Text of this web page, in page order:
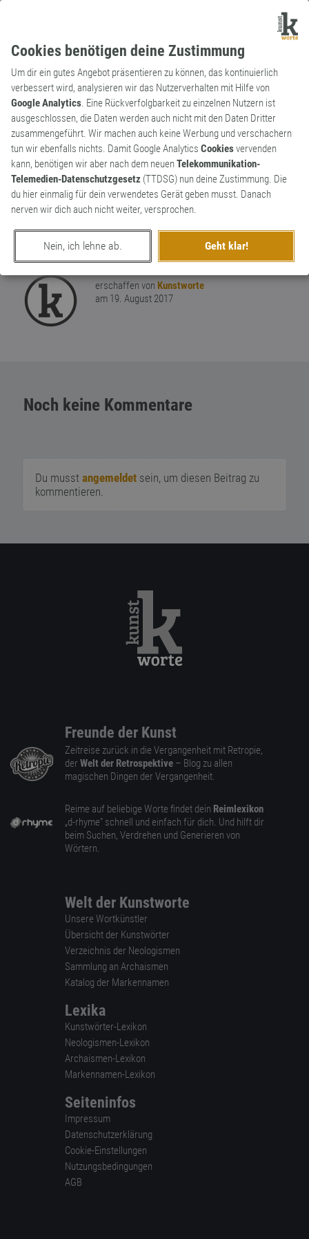
Cookies benötigen deine Zustimmung
Um dir ein gutes Angebot präsentieren zu können, das kontinuierlich
verbessert wird, analysieren wir das Nutzerverhalten mit Hilfe von
Google Analytics. Eine Rückverfolgbarkeit zu einzelnen Nutzern ist
ausgeschlossen, die Daten werden auch nicht mit den Daten Dritter
zusammengeführt. Wir machen auch keine Werbung und verschachern
tun wir ebenfalls nichts. Damit Google Analytics Cookiesvervenden
kann, benötigen wir aber nach dem neuenTelekommunikation-
Telemedien-Datenschutzgesetz (TTDSG) nun deine Zustimmung. Die
du hier einmalig für dein verwendetes Gerät geben musst. Danach
nerven wir dich auch nicht weiter, versprochen.
Nein, ich lehne ab. Geht klar!
Archaismus
Substantiv
Bruttoregistertonne
Veraltete Volumen-Maßeinheit aller
Ladungs-, Passagier-, und sonstigen
Räume eines Schiffes. Eine
Kubik-Fuß = 2,83 Kubikmeter.
erschaffen von Kunstworte
am 19. August 2017
Noch keine Kommentare
Du musst angemeldetsein, um diesen Beitrag zu
kommentieren.
Freunde der Kunst
Zeitreise zurück in die Vergangenheit mit Retropie,
der Welt der Retrospektive – Blog zu allen
magischen Dingen der Vergangenheit.
Reime auf beliebige Worte findet dein Reimlexikon
„d-rhyme” schnell und einfach für dich. Und hilft dir
beim Suchen, Verdrehen und Generieren von
Wörtern.
Welt der Kunstworte
Unsere Wortkünstler
Übersicht der Kunstwörter
Verzeichnis der Neologismen
Sammlung an Archaismen
Katalog der Markennamen
Lexika
Kunstwörter-Lexikon
Neologismen-Lexikon
Archaismen-Lexikon
Markennamen-Lexikon
Seiteninfos
Impressum
Datenschutzerklärung
Cookie-Einstellungen
Nutzungsbedingungen
AGB